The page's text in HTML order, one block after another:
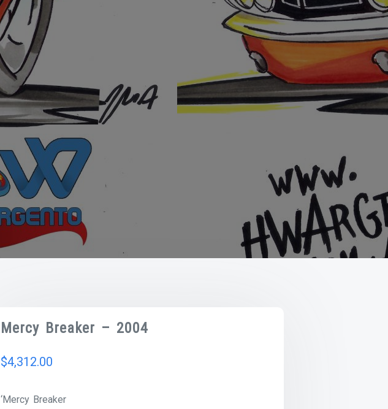
Mercy Breaker – 2004
$4,312.00
‘Mercy Breaker